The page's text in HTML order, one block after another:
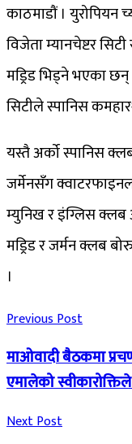
काठमाडौं । युरोपियन
विजेता म्यानचेष्टर
मड्रिड भिड्ने भएका
सिटीले स्पानिस
यस्तै अर्को स्पानिस
जर्मेनसँग
म्युनिख र इंग्लिस
मड्रिड र जर्मन क्लब
।
Previous Post
माओवादी बैठकमा
एमालेको
Next Post